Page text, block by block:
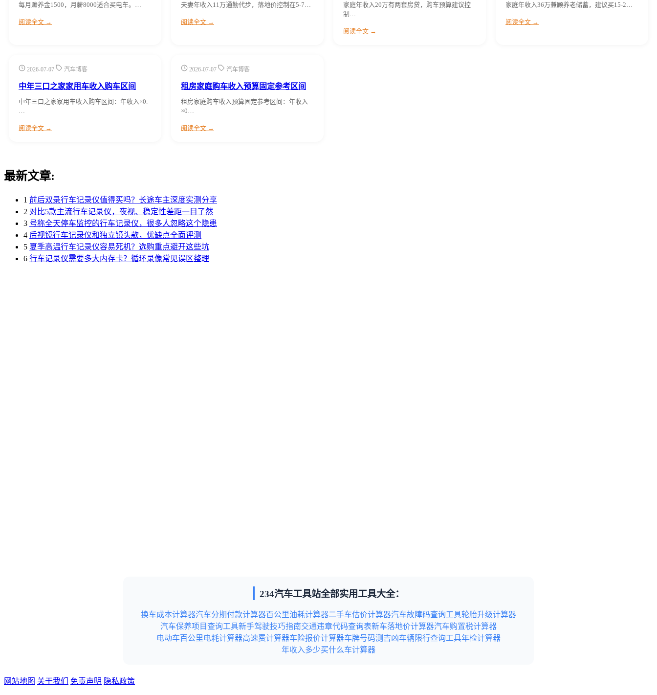
每月赡养金1500，月薪8000适合买电车。…
阅读全文 →
夫妻年收入11万通勤代步，落地价控制在5-7…
阅读全文 →
家庭年收入20万有两套房贷，购车预算建议控
制…
阅读全文 →
家庭年收入36万兼顾养老储蓄，建议买15-2…
阅读全文 →
2026-07-07 汽车博客
中年三口之家家用车收入购车区间
中年三口之家家用车收入购车区间：年收入×0.
阅读全文 →
2026-07-07 汽车博客
租房家庭购车收入预算固定参考区间
租房家庭购车收入预算固定参考区间：年收入
×0…
阅读全文 →
最新文章:
1 前后双录行车记录仪值得买吗？长途车主深度实测分享
2 对比5款主流行车记录仪，夜视、稳定性差距一目了然
3 号称全天停车监控的行车记录仪，很多人忽略这个隐患
4 后视镜行车记录仪和独立镜头款，优缺点全面评测
5 夏季高温行车记录仪容易死机？选购重点避开这些坑
6 行车记录仪需要多大内存卡？循环录像常见误区整理
234汽车工具站全部实用工具大全：
换车成本计算器汽车分期付款计算器百公里油耗计算器二手车估价计算器汽车故障码查询工具轮胎升级计算器
汽车保养项目查询工具新手驾驶技巧指南交通违章代码查询表新车落地价计算器汽车购置税计算器
电动车百公里电耗计算器高速费计算器车险报价计算器车牌号码测吉凶车辆限行查询工具年检计算器
年收入多少买什么车计算器
网站地图 关于我们 免责声明 隐私政策